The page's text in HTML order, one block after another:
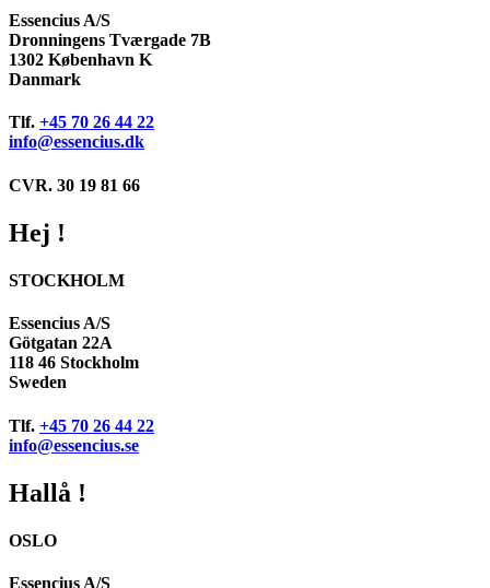
Essencius A/S
Dronningens Tværgade 7B
1302 København K
Danmark
Tlf. +45 70 26 44 22
info@essencius.dk
CVR. 30 19 81 66
Hej !
STOCKHOLM
Essencius A/S
Götgatan 22A
118 46 Stockholm
Sweden
Tlf. +45 70 26 44 22
info@essencius.se
Hallå !
OSLO
Essencius A/S